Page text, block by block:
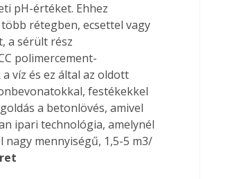
pH-értéket. Ehhez
rétegben, ecsettel vagy
a sérült rész
polimercement-
víz és ez által az oldott
festékekkel
a betonlövés, amivel
ipari technológia, amelynél
mennyiségű, 1,5-5 m3/